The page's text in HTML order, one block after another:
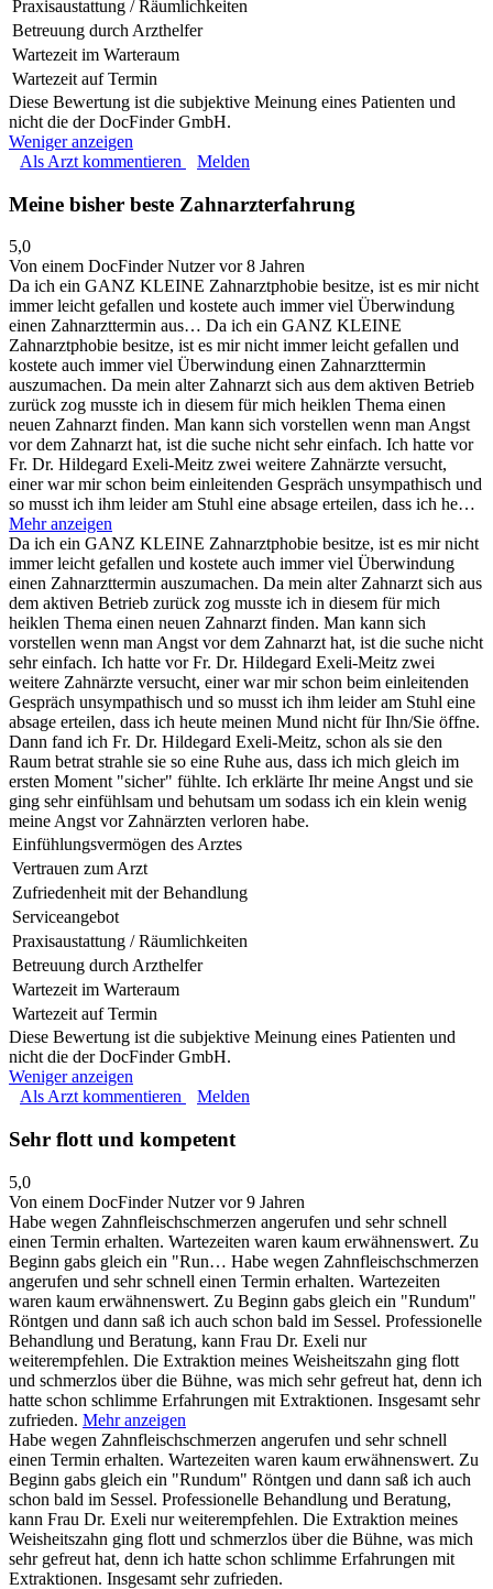
Praxisaustattung / Räumlichkeiten
Betreuung durch Arzthelfer
Wartezeit im Warteraum
Wartezeit auf Termin
Diese Bewertung ist die subjektive Meinung eines Patienten und
nicht die der DocFinder GmbH.
Weniger anzeigen
Als Arzt kommentieren
Melden
Meine bisher beste Zahnarzterfahrung
5,0
Von einem DocFinder Nutzervor 8 Jahren
Da ich ein GANZ KLEINE Zahnarztphobie besitze, ist es mir nicht
immer leicht gefallen und kostete auch immer viel Überwindung
einen Zahnarzttermin aus… Da ich ein GANZ KLEINE
Zahnarztphobie besitze, ist es mir nicht immer leicht gefallen und
kostete auch immer viel Überwindung einen Zahnarzttermin
auszumachen. Da mein alter Zahnarzt sich aus dem aktiven Betrieb
zurück zog musste ich in diesem für mich heiklen Thema einen
neuen Zahnarzt finden. Man kann sich vorstellen wenn man Angst
vor dem Zahnarzt hat, ist die suche nicht sehr einfach. Ich hatte vor
Fr. Dr. Hildegard Exeli-Meitz zwei weitere Zahnärzte versucht,
einer war mir schon beim einleitenden Gespräch unsympathisch und
so musst ich ihm leider am Stuhl eine absage erteilen, dass ich he…
Mehr anzeigen
Da ich ein GANZ KLEINE Zahnarztphobie besitze, ist es mir nicht
immer leicht gefallen und kostete auch immer viel Überwindung
einen Zahnarzttermin auszumachen. Da mein alter Zahnarzt sich aus
dem aktiven Betrieb zurück zog musste ich in diesem für mich
heiklen Thema einen neuen Zahnarzt finden. Man kann sich
vorstellen wenn man Angst vor dem Zahnarzt hat, ist die suche nicht
sehr einfach. Ich hatte vor Fr. Dr. Hildegard Exeli-Meitz zwei
weitere Zahnärzte versucht, einer war mir schon beim einleitenden
Gespräch unsympathisch und so musst ich ihm leider am Stuhl eine
absage erteilen, dass ich heute meinen Mund nicht für Ihn/Sie öffne.
Dann fand ich Fr. Dr. Hildegard Exeli-Meitz, schon als sie den
Raum betrat strahle sie so eine Ruhe aus, dass ich mich gleich im
ersten Moment "sicher" fühlte. Ich erklärte Ihr meine Angst und sie
ging sehr einfühlsam und behutsam um sodass ich ein klein wenig
meine Angst vor Zahnärzten verloren habe.
Einfühlungsvermögen des Arztes
Vertrauen zum Arzt
Zufriedenheit mit der Behandlung
Serviceangebot
Praxisaustattung / Räumlichkeiten
Betreuung durch Arzthelfer
Wartezeit im Warteraum
Wartezeit auf Termin
Diese Bewertung ist die subjektive Meinung eines Patienten und
nicht die der DocFinder GmbH.
Weniger anzeigen
Als Arzt kommentieren
Melden
Sehr flott und kompetent
5,0
Von einem DocFinder Nutzervor 9 Jahren
Habe wegen Zahnfleischschmerzen angerufen und sehr schnell
einen Termin erhalten. Wartezeiten waren kaum erwähnenswert. Zu
Beginn gabs gleich ein "Run… Habe wegen Zahnfleischschmerzen
angerufen und sehr schnell einen Termin erhalten. Wartezeiten
waren kaum erwähnenswert. Zu Beginn gabs gleich ein "Rundum"
Röntgen und dann saß ich auch schon bald im Sessel. Professionelle
Behandlung und Beratung, kann Frau Dr. Exeli nur
weiterempfehlen. Die Extraktion meines Weisheitszahn ging flott
und schmerzlos über die Bühne, was mich sehr gefreut hat, denn ich
hatte schon schlimme Erfahrungen mit Extraktionen. Insgesamt sehr
zufrieden. Mehr anzeigen
Habe wegen Zahnfleischschmerzen angerufen und sehr schnell
einen Termin erhalten. Wartezeiten waren kaum erwähnenswert. Zu
Beginn gabs gleich ein "Rundum" Röntgen und dann saß ich auch
schon bald im Sessel. Professionelle Behandlung und Beratung,
kann Frau Dr. Exeli nur weiterempfehlen. Die Extraktion meines
Weisheitszahn ging flott und schmerzlos über die Bühne, was mich
sehr gefreut hat, denn ich hatte schon schlimme Erfahrungen mit
Extraktionen. Insgesamt sehr zufrieden.